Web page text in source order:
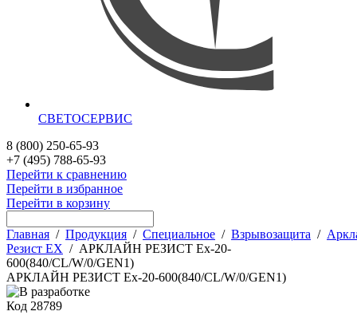
СВЕТОСЕРВИС
8 (800) 250-65-93
+7 (495) 788-65-93
Перейти к сравнению
Перейти в избранное
Перейти в корзину
Главная / Продукция / Специальное / Взрывозащита /
Резист EX / АРКЛАЙН РЕЗИСТ Ex-20-
600(840/CL/W/0/GEN1)
АРКЛАЙН РЕЗИСТ Ex-20-600(840/CL/W/0/GEN1)
Код 28789